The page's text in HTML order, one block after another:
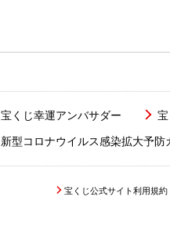
宝くじ幸運アンバサダー
新型コロナウイルス感染拡大予防
宝くじ公式サイト利用規約